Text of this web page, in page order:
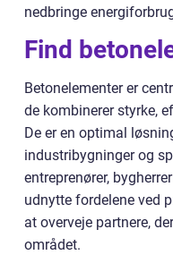
nedbringe
Find
Betonelementer er
de kombinerer styrke,
De er en optimal
industribygninger og
entreprenører,
udnytte fordelene ved
at overveje partnere,
området.